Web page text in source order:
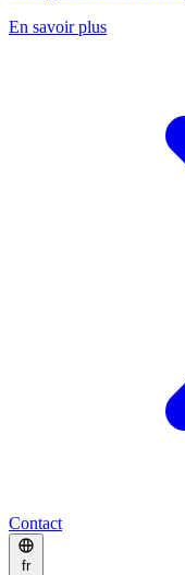
En savoir plus
Contact
fr